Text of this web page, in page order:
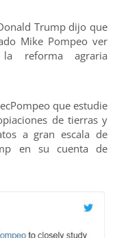
Trump dijo que
Mike Pompeo ver
reforma agraria
que estudie
de tierras y
a gran escala de
en su cuenta de